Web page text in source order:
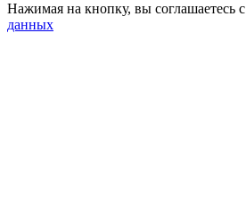
Нажимая на кнопку, вы соглашаетесь с
данных